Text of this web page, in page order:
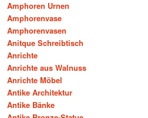
Amphoren Urnen
Amphorenvase
Amphorenvasen
Anitque Schreibtisch
Anrichte
Anrichte aus Walnuss
Anrichte Möbel
Antike Architektur
Antike Bänke